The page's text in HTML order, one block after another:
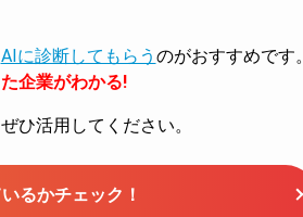
AIに診断してもらう のがおすすめです。
企業がわかる!
ひ活用してください。
るかチェック！